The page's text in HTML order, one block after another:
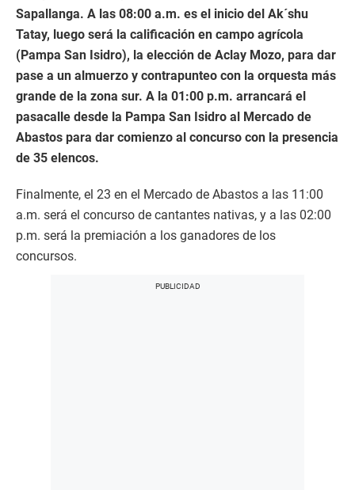
Sapallanga. A las 08:00 a.m. es el inicio del Ak´shu
Tatay, luego será la calificación en campo agrícola
(Pampa San Isidro), la elección de Aclay Mozo, para dar
pase a un almuerzo y contrapunteo con la orquesta más
grande de la zona sur. A la 01:00 p.m. arrancará el
pasacalle desde la Pampa San Isidro al Mercado de
Abastos para dar comienzo al concurso con la presencia
de 35 elencos.
Finalmente, el 23 en el Mercado de Abastos a las 11:00
a.m. será el concurso de cantantes nativas, y a las 02:00
p.m. será la premiación a los ganadores de los
concursos.